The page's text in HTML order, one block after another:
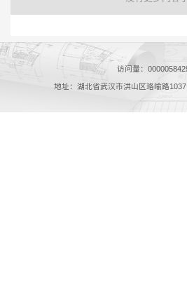
访问量：
地址：湖北省武汉市洪山区珞喻路